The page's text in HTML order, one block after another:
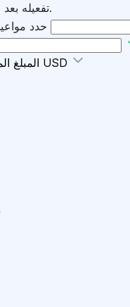
تفعيله بعد 48 ساعة من الدفع.
حدد
المبلغ 35 000 USD